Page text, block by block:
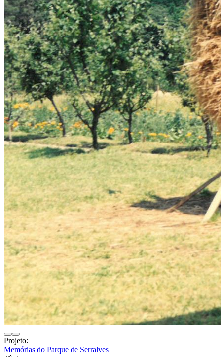
Projeto:
Memórias do Parque de Serralves